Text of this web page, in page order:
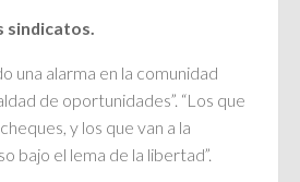
sindicatos.
una alarma en la comunidad
de oportunidades”. “Los que
y los que van a la
bajo el lema de la libertad”.